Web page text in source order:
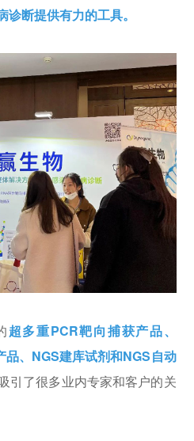
断提供有力的工具。
超多重PCR靶向捕获产品、
、NGS建库试剂和NGS自动
引了很多业内专家和客户的关